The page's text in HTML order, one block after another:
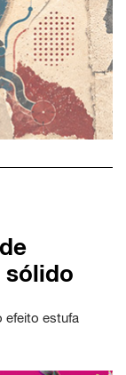
sólido
efeito estufa